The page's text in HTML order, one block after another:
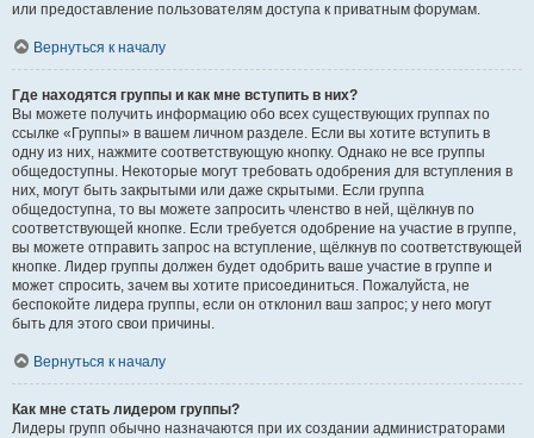
или предоставление пользователям доступа к приватным форумам.
Вернуться к началу
Где находятся группы и как мне вступить в них?
Вы можете получить информацию обо всех существующих группах по
ссылке «Группы» в вашем личном разделе. Если вы хотите вступить в
одну из них, нажмите соответствующую кнопку. Однако не все группы
общедоступны. Некоторые могут требовать одобрения для вступления в
них, могут быть закрытыми или даже скрытыми. Если группа
общедоступна, то вы можете запросить членство в ней, щёлкнув по
соответствующей кнопке. Если требуется одобрение на участие в группе,
вы можете отправить запрос на вступление, щёлкнув по соответствующей
кнопке. Лидер группы должен будет одобрить ваше участие в группе и
может спросить, зачем вы хотите присоединиться. Пожалуйста, не
беспокойте лидера группы, если он отклонил ваш запрос; у него могут
быть для этого свои причины.
Вернуться к началу
Как мне стать лидером группы?
Лидеры групп обычно назначаются при их создании администраторами